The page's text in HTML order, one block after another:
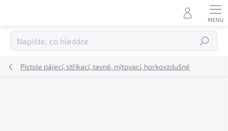
Hledat
Pistole pájecí, stříkací, tavné, nýtovací, horkovzdušné